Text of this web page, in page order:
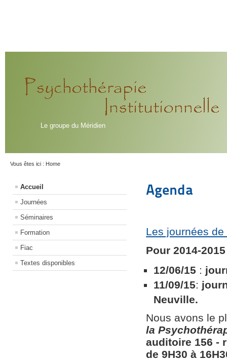
Le groupe du Méridien
Vous êtes ici : Home
Accueil
Journées
Séminaires
Formation
Fiac
Textes disponibles
Agenda
Les journées
Pour 2014-
12/06/15 :
11/09/15:
Neuville.
Nous avons le
la
auditoire 156​ ​-
de 9H30 à